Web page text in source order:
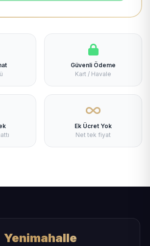
Güvenli Ödeme
Kart / Havale
Ek Ücret Yok
Net tek fiyat
Yenimahalle